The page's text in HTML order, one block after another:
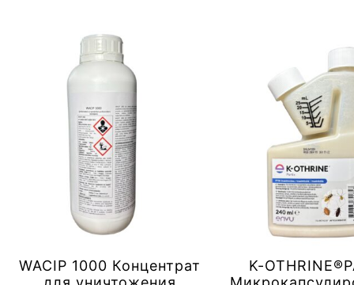
WACIP 1000 Концентрат
K-